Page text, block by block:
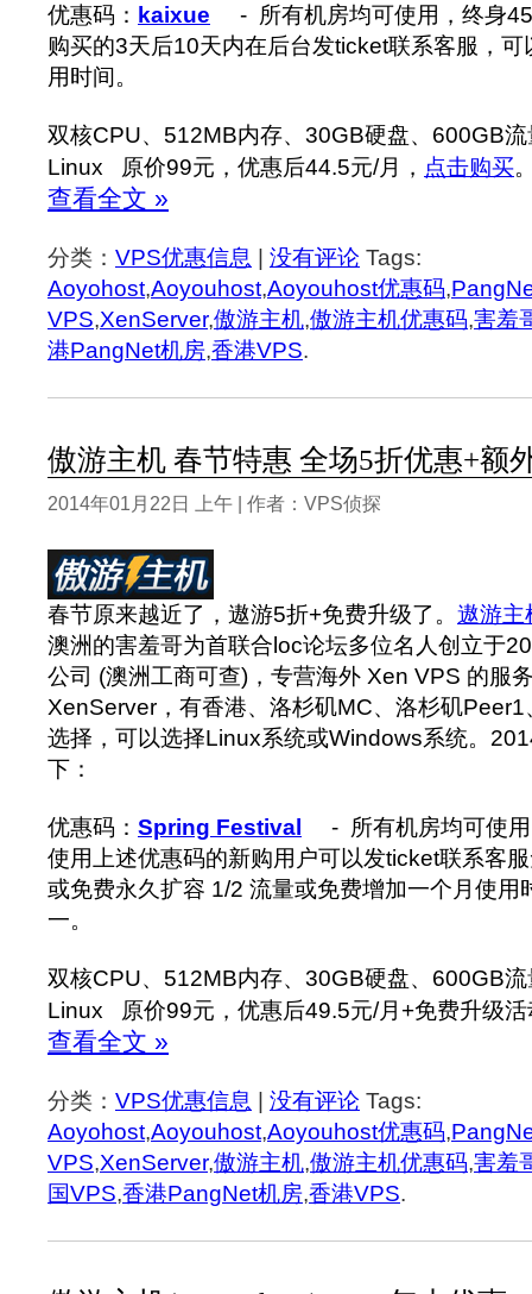
优惠码： kaixue - 所有机房均可使用，终身
购买的3天后10天内在后台发ticket联系客服，
用时间。
双核CPU、512MB内存、30GB硬盘、600GB
Linux 原价99元，优惠后44.5元/月， 点击购买
查看全文 »
分类： VPS优惠信息 | 没有评论 Tags:
Aoyohost,Aoyouhost,Aoyouhost优惠码,
VPS,XenServer,傲游主机,傲游主机优惠码,害羞
港PangNet机房,香港VPS.
傲游主机 春节特惠 全场5折优惠+额
2014年01月22日 上午 | 作者：VPS侦探
春节原来越近了，遨游5折+免费升级了。 遨游主
澳洲的害羞哥为首联合loc论坛多位名人创立于
公司 (澳洲工商可查)，专营海外 Xen VPS 的服
XenServer，有香港、洛杉矶MC、洛杉矶
选择，可以选择Linux系统或Windows系统。
下：
优惠码： Spring Festival
- 所有机房均可使用
使用上述优惠码的新购用户可以发ticket联系客
或免费永久扩容 1/2 流量或免费增加一个月使用
一。
双核CPU、512MB内存、30GB硬盘、600GB
Linux 原价99元，优惠后49.5元/月+免费升级活
查看全文 »
分类： VPS优惠信息 | 没有评论 Tags:
Aoyohost,Aoyouhost,Aoyouhost优惠码,
VPS,XenServer,傲游主机,傲游主机优惠码,害羞
国VPS,香港PangNet机房,香港VPS.